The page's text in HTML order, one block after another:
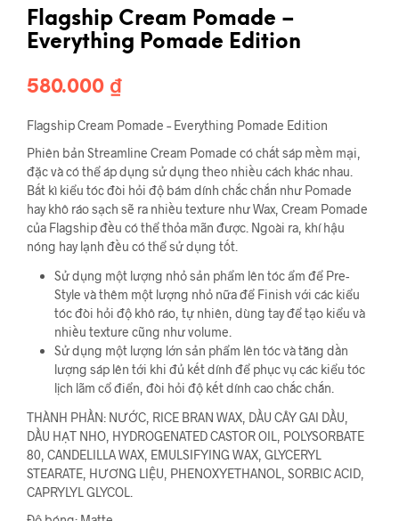
Flagship Cream Pomade –
Everything Pomade Edition
580.000 ₫
Flagship Cream Pomade – Everything Pomade Edition
Phiên bản Streamline Cream Pomade có chất sáp mềm mại,
đặc và có thể áp dụng sử dụng theo nhiều cách khác nhau.
Bất kì kiểu tóc đòi hỏi độ bám dính chắc chắn như Pomade
hay khô ráo sạch sẽ ra nhiều texture như Wax, Cream Pomade
của Flagship đều có thể thỏa mãn được. Ngoài ra, khí hậu
nóng hay lạnh đều có thể sử dụng tốt.
Sử dụng một lượng nhỏ sản phẩm lên tóc ẩm để Pre-
Style và thêm một lượng nhỏ nữa để Finish với các kiểu
tóc đòi hỏi độ khô ráo, tự nhiên, dùng tay để tạo kiểu và
nhiều texture cũng như volume.
Sử dụng một lượng lớn sản phẩm lên tóc và tăng dần
lượng sáp lên tới khi đủ kết dính để phục vụ các kiểu tóc
lịch lãm cổ điển, đòi hỏi độ kết dính cao chắc chắn.
THÀNH PHẦN: NƯỚC, RICE BRAN WAX, DẦU CÂY GAI DẦU,
DẦU HẠT NHO, HYDROGENATED CASTOR OIL, POLYSORBATE
80, CANDELILLA WAX, EMULSIFYING WAX, GLYCERYL
STEARATE, HƯƠNG LIỆU, PHENOXYETHANOL, SORBIC ACID,
CAPRYLYL GLYCOL.